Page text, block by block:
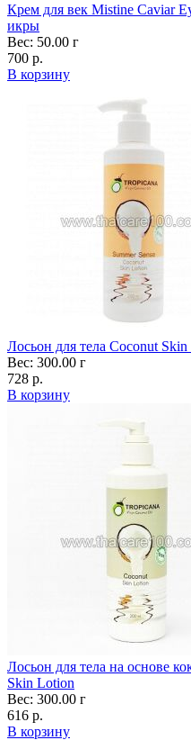
Крем для век Mistine Caviar
икры
Вес: 50.00 г
700 р.
В корзину
Лосьон для тела Coconut
Вес: 300.00 г
728 р.
В корзину
Лосьон для тела на основе
Skin Lotion
Вес: 300.00 г
616 р.
В корзину